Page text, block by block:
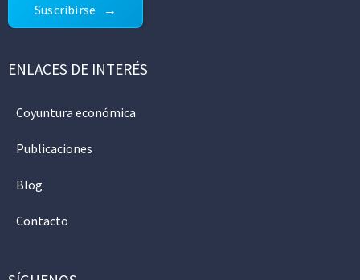
Suscribirse
ENLACES DE INTERÉS
Coyuntura económica
Publicaciones
Blog
Contacto